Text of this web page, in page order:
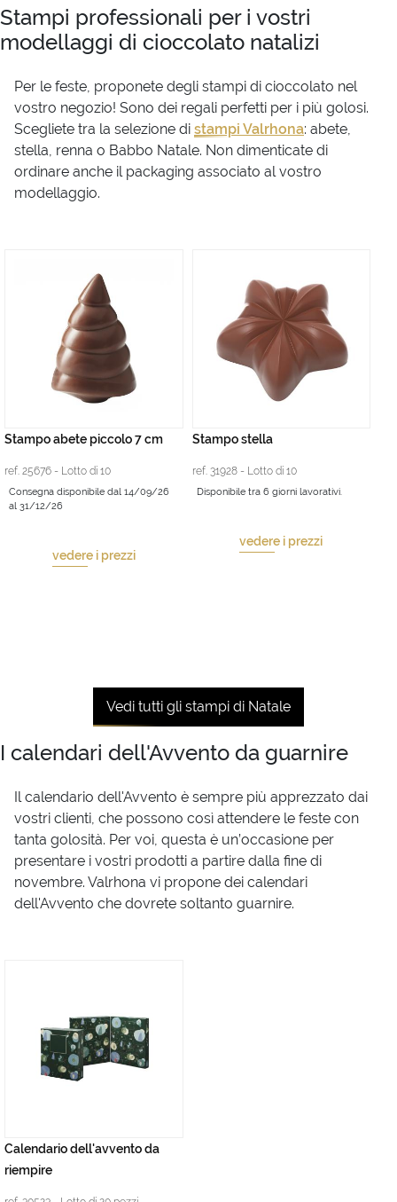
Stampi professionali per i vostri
modellaggi di cioccolato natalizi
Per le feste, proponete degli stampi di cioccolato nel
vostro negozio! Sono dei regali perfetti per i più golosi.
Scegliete tra la selezione di stampi Valrhona: abete,
stella, renna o Babbo Natale. Non dimenticate di
ordinare anche il packaging associato al vostro
modellaggio.
Stampo abete piccolo 7 cm
ref. 25676 - Lotto di 10
Consegna disponibile dal 14/09/26
al 31/12/26
vedere i prezzi
Stampo stella
ref. 31928 - Lotto di 10
Disponibile tra 6 giorni lavorativi.
vedere i prezzi
Vedi tutti gli stampi di Natale
I calendari dell'Avvento da guarnire
Il calendario dell'Avvento è sempre più apprezzato dai
vostri clienti, che possono così attendere le feste con
tanta golosità. Per voi, questa è un’occasione per
presentare i vostri prodotti a partire dalla fine di
novembre. Valrhona vi propone dei calendari
dell'Avvento che dovrete soltanto guarnire.
Calendario dell'avvento da
riempire